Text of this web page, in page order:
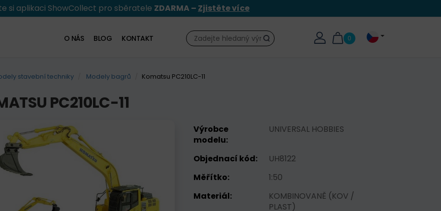
si aplikaci ShowCollect pro sběratele ZDARMA – Zjistěte více
0
Hledat
O NÁS BLOG KONTAKT
stavební techniky Modely bagrů Komatsu PC210LC-11
PC210LC-11
Výrobce
modelu:
UNIVERSAL HOBBIES
Objednací kód:
UH8122
Měřítko:
1:50
Materiál:
KOMBINOVANĚ (KOV /
PLAST)